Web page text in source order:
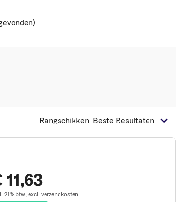
)
Rangschikken: Beste Resultaten
11,63
21% btw, excl. verzendkosten